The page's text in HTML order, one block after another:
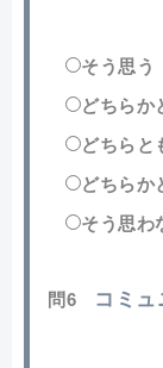
そう思う
どちらか
どちらと
どちらか
そう思わ
問6 コミュ